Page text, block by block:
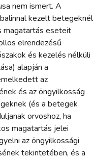
nem ismert. A
kezelt betegeknél
magatartás eseteit
elrendezésű
és kezelés nélküli
alapján a
az
és az öngyilkosság
(és a betegek
orvoshoz, ha
magatartás jelei
az öngyilkossági
tekintetében, és a